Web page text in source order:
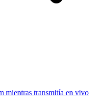
mientras transmitía en vivo